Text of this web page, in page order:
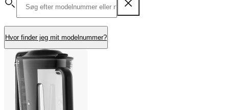
Hvor finder jeg mit modelnummer?